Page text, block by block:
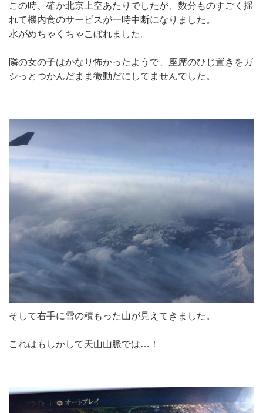
この時、確か北京上空あたりでしたが、数分ものすごく揺
れて機内食のサービスが一時中断になりました。
水がめちゃくちゃこぼれました。
隣の女の子はかなり怖かったようで、座席のひじ置きをガ
シっとつかんだまま微動だにしてませんでした。
そして右手に雪の積もった山が見えてきました。
これはもしかして天山山脈では…！